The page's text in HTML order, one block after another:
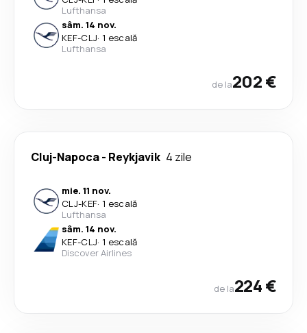
Lufthansa
sâm. 14 nov.
KEF-CLJ· 1 escală
Lufthansa
de la202 €
Cluj-Napoca- Reykjavik 4 zile
mie. 11 nov.
CLJ-KEF· 1 escală
Lufthansa
sâm. 14 nov.
KEF-CLJ· 1 escală
Discover Airlines
de la224 €